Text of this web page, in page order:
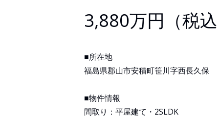
3,880万円（税
■所在地
福島県郡山市安積町笹川字西長久保
■物件情報
間取り：平屋建て・2SLDK